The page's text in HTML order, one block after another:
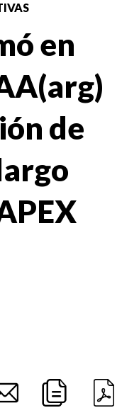
en
de